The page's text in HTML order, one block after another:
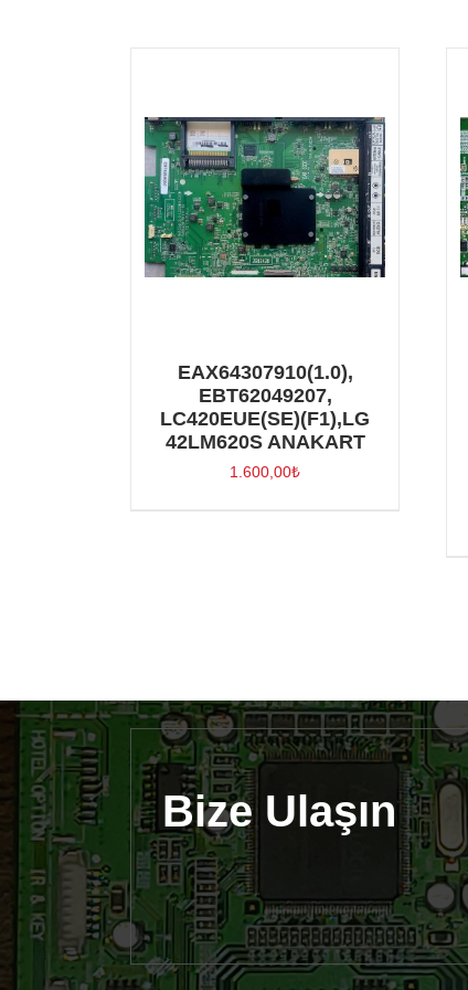
EAX64307910(1.0),
EBT62049207,
LC420EUE(SE)(F1),LG
42LM620S ANAKART
1.600,00₺
Bize Ulaşın